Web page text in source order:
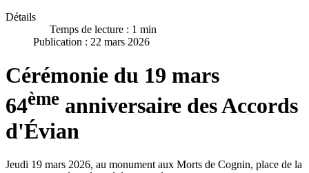
Détails
Temps de lecture : 1 min
Publication : 22 mars 2026
Cérémonie du 19 mars
64ème anniversaire des Accords
d'Évian
Jeudi 19 mars 2026, au monument aux Morts de Cognin, place de la